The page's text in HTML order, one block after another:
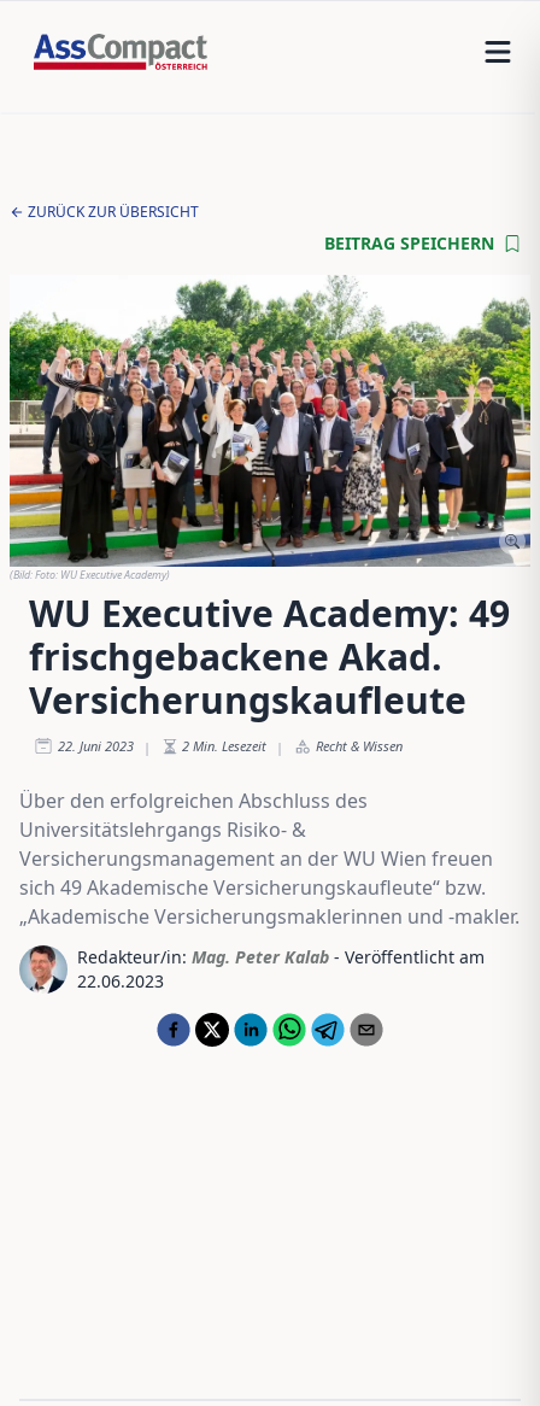
ZURÜCK ZUR ÜBERSICHT
BEITRAG SPEICHERN
(Bild:Foto: WU Executive Academy)
WU Executive Academy: 49
frischgebackene Akad.
Versicherungskaufleute
22. Juni 2023 | 2 Min. Lesezeit | Recht & Wissen
Über den erfolgreichen Abschluss des
Universitätslehrgangs Risiko- &
Versicherungsmanagement an der WU Wien freuen
sich 49 Akademische Versicherungskaufleute“ bzw.
„Akademische Versicherungsmaklerinnen und -makler.
Redakteur/in: Mag. Peter Kalab - Veröffentlicht am
22.06.2023